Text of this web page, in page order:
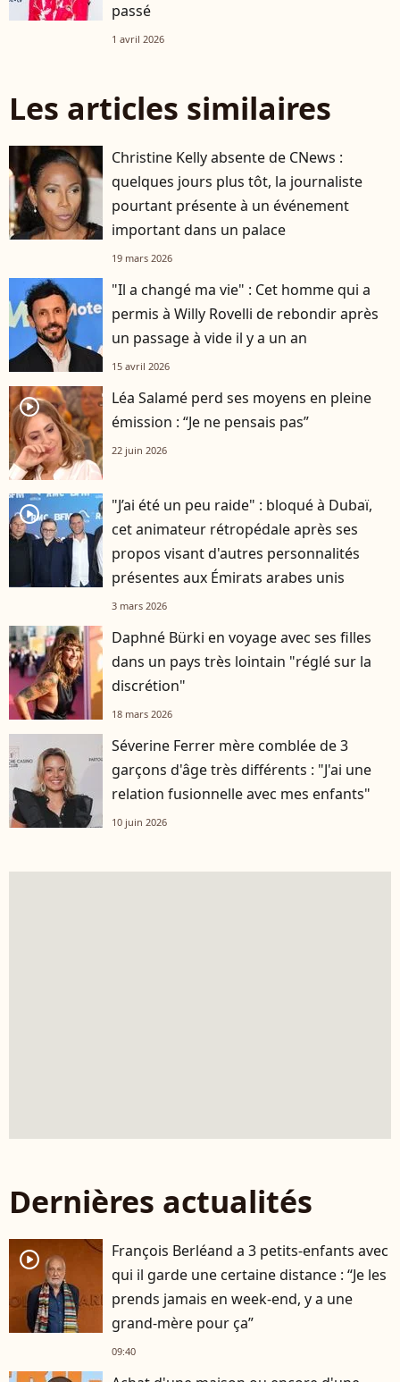
passé
1 avril 2026
Les articles similaires
Christine Kelly absente de CNews :
quelques jours plus tôt, la journaliste
pourtant présente à un événement
important dans un palace
19 mars 2026
"Il a changé ma vie" : Cet homme qui a
permis à Willy Rovelli de rebondir après
un passage à vide il y a un an
15 avril 2026
player2
Léa Salamé perd ses moyens en pleine
émission : “Je ne pensais pas”
22 juin 2026
player2
"J’ai été un peu raide" : bloqué à Dubaï,
cet animateur rétropédale après ses
propos visant d'autres personnalités
présentes aux Émirats arabes unis
3 mars 2026
Daphné Bürki en voyage avec ses filles
dans un pays très lointain "réglé sur la
discrétion"
18 mars 2026
Séverine Ferrer mère comblée de 3
garçons d'âge très différents : "J'ai une
relation fusionnelle avec mes enfants"
10 juin 2026
Dernières actualités
player2
François Berléand a 3 petits-enfants avec
qui il garde une certaine distance : “Je les
prends jamais en week-end, y a une
grand-mère pour ça”
09:40